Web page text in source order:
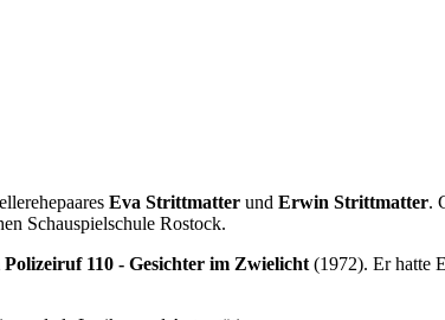
Eva Strittmatter und Erwin Strittmatter.
Schauspielschule Rostock.
Polizeiruf 110 - Gesichter im Zwielicht (1972). Er hatte